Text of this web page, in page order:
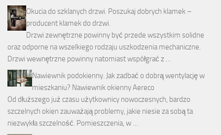
Okucia do szklanych drzwi. Poszukaj dobrych klamek –
producent klamek do drzwi.
Drzwi zewnętrzne powinny być przede wszystkim solidne
oraz odporne na wszelkiego rodzaju uszkodzenia mechaniczne.
Drzwi wewnętrzne powinny natomiast współgrać z …
Nawiewnik podokienny. Jak zadbać o dobrą wentylację w
mieszkaniu? Nawiewnik okienny Aereco
Od dłuższego już czasu użytkownicy nowoczesnych, bardzo
szczelnych okien zauważają problemy, jakie niesie za sobą ta
niezwykła szczelność. Pomieszczenia, w …